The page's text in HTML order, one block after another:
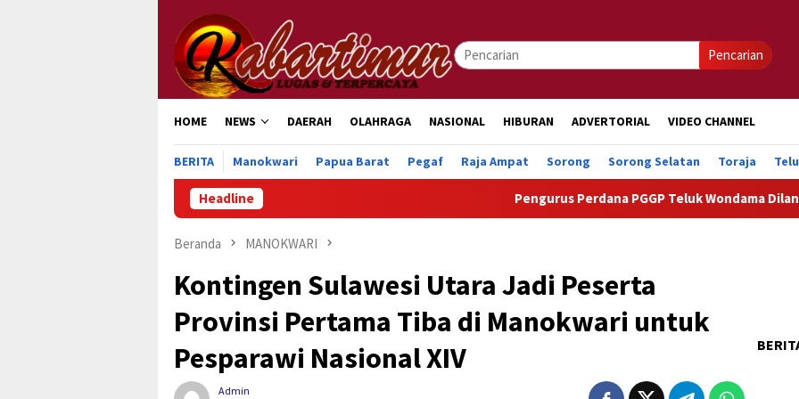
konten
Pencarian
HOME NEWS DAERAH OLAHRAGA NASIONAL HIBURAN ADVERTORIAL VIDEO CHANNEL
BERITA Manokwari Papua Barat Pegaf Raja Ampat Sorong Sorong Selatan Toraja
Headline Pengurus Perdana PGGP Teluk Wondama Dilantik,
Beranda MANOKWARI
Kontingen Sulawesi Utara Jadi Peserta
Provinsi Pertama Tiba di Manokwari untuk
Pesparawi Nasional XIV
Admin